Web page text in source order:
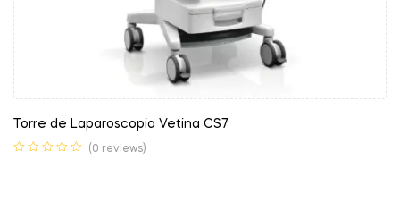
Torre de Laparoscopia Vetina CS7
(0 reviews)